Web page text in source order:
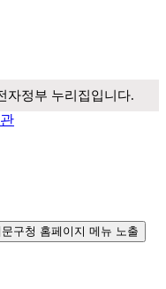
자정부 누리집입니다.
구청 홈페이지 메뉴 노출